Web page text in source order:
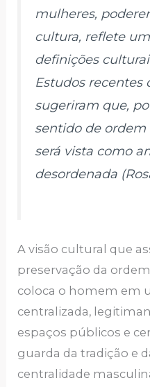
mulheres,
cultura, reflete
definições
Estudos recentes
sugeriram que,
sentido de ordem
será vista como
desordenada
A visão cultural que
preservação da
coloca o homem em
centralizada,
espaços públicos e
guarda da tradição e
centralidade